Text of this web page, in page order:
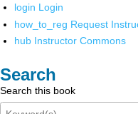
login Login
how_to_reg Request
hub Instructor Commons
Search
Search this book